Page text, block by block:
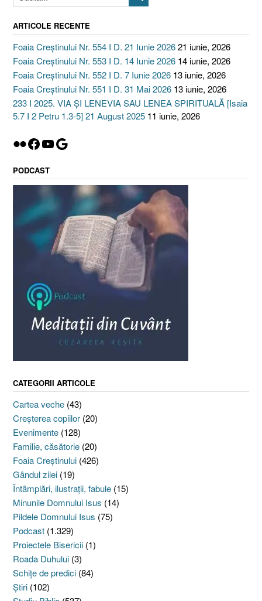
ARTICOLE RECENTE
Foaia Creștinului Nr. 554 I D. 21 Iunie 202621 iunie, 2026
Foaia Creștinului Nr. 553 I D. 14 Iunie 2026 14 iunie, 2026
Foaia Creștinului Nr. 552 I D. 7 Iunie 2026 13 iunie, 2026
Foaia Creștinului Nr. 551 I D. 31 Mai 2026 13 iunie, 2026
233 I 2025. VIA ȘI LENEVIA SAU LENEA SPIRITUALĂ [Isaia
5.7 I 2 Petru 1.3-5] 21 August 2025 11 iunie, 2026
Flickr
Facebook
YouTube
Google
PODCAST
CATEGORII ARTICOLE
Cartea veche (43)
Creşterea copiilor (20)
Evenimente (128)
Familie, căsătorie (20)
Foaia Creştinului (426)
Gândul zilei (19)
Întâmplări, ilustraţii, fabule (15)
Minunile Domnului Isus (14)
Pildele Domnului Isus (75)
Podcast (1.329)
Proiectele Bisericii (1)
Roada Duhului (3)
Schiţe de predici (84)
Ştiri (102)